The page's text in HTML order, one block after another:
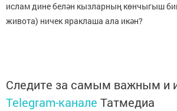
ислам дине белән кызларның көнчыгыш
живота) ничек яраклаша ала икән?
Следите за самым важным и
Telegram-канале Татмедиа